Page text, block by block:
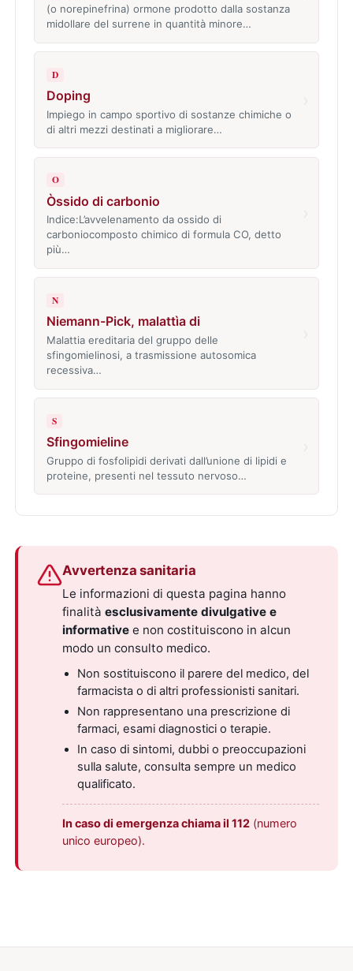
(o norepinefrina) ormone prodotto dalla sostanza
midollare del surrene in quantità minore…
D
Doping
Impiego in campo sportivo di sostanze chimiche o
di altri mezzi destinati a migliorare…
O
Òssido di carbonio
Indice:L’avvelenamento da ossido di
carboniocomposto chimico di formula CO, detto
più…
N
Niemann-Pick, malattìa di
Malattia ereditaria del gruppo delle
sfingomielinosi, a trasmissione autosomica
recessiva…
S
Sfingomieline
Gruppo di fosfolipidi derivati dall’unione di lipidi e
proteine, presenti nel tessuto nervoso…
Avvertenza sanitaria
Le informazioni di questa pagina hanno
finalitàesclusivamente divulgative e
informative e non costituiscono in alcun
modo un consulto medico.
Non sostituiscono il parere del medico, del
farmacista o di altri professionisti sanitari.
Non rappresentano una prescrizione di
farmaci, esami diagnostici o terapie.
In caso di sintomi, dubbi o preoccupazioni
sulla salute, consulta sempre un medico
qualificato.
In caso di emergenza chiama il 112 (numero
unico europeo).